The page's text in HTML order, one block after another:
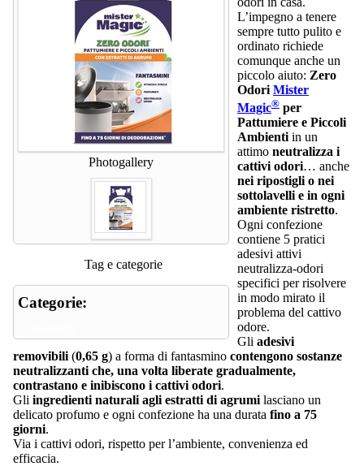
Photogallery
Tag e categorie
Categorie:
L’impegno a tenere
sempre tutto pulito e
ordinato richiede
comunque anche un
piccolo aiuto: Zero
Odori Mister
Magic® per
Pattumiere e Piccoli
Ambienti in un
attimo neutralizza i
cattivi odori… anche
nei ripostigli o nei
sottolavelli e in ogni
ambiente ristretto.
Ogni confezione
contiene 5 pratici
adesivi attivi
neutralizza-odori
specifici per risolvere
in modo mirato il
problema del cattivo
odore.
Gli adesivi
removibili (0,65 g) a forma di fantasmino contengono sostanze
neutralizzanti che, una volta liberate gradualmente,
contrastano e inibiscono i cattivi odori.
Gli ingredienti naturali agli estratti di agrumi lasciano un
delicato profumo e ogni confezione ha una durata fino a 75
giorni.
Via i cattivi odori, rispetto per l’ambiente, convenienza ed
efficacia.